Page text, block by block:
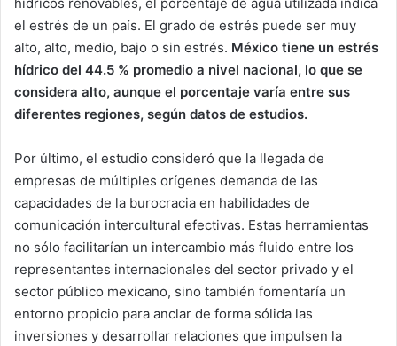
el estrés de un país. El grado de estrés puede ser muy
alto, alto, medio, bajo o sin estrés. México tiene un estrés
hídrico del 44.5 % promedio a nivel nacional, lo que se
considera alto, aunque el porcentaje varía entre sus
diferentes regiones, según datos de estudios.
Por último, el estudio consideró que la llegada de
empresas de múltiples orígenes demanda de las
capacidades de la burocracia en habilidades de
comunicación intercultural efectivas. Estas herramientas
no sólo facilitarían un intercambio más fluido entre los
representantes internacionales del sector privado y el
sector público mexicano, sino también fomentaría un
entorno propicio para anclar de forma sólida las
inversiones y desarrollar relaciones que impulsen la